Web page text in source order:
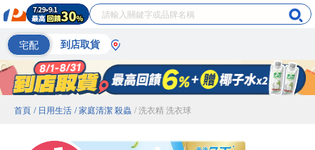
宅配 到店取貨
首頁 / 日用生活 / 家庭清潔 殺蟲 / 洗衣精 洗衣球